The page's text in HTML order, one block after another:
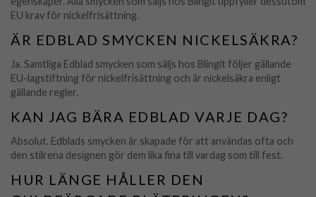
EU krav för nickelfrisättning.
ÄR EDBLAD SMYCKEN NICKELSÄKRA?
Ja. Samtliga Edblad smycken som säljs hos Blingit följer gällande
EU-lagstiftning för nickelfrisättning och är nickelsäkra enligt
gällande regler.
KAN JAG BÄRA EDBLAD VARJE DAG?
Absolut. Edblads smycken är skapade för att användas ofta och
den stilrena designen gör dem lika fina till vardag som till fest.
HUR LÄNGE HÅLLER DEN